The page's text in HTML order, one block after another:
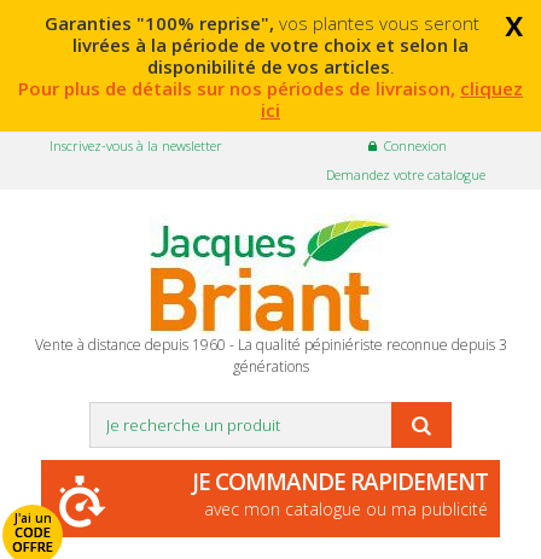
x
Garanties "100% reprise", vos plantes vous seront
livrées à la période de votre choix et selon la
disponibilité de vos articles.
Pour plus de détails sur nos périodes de livraison, cliquez
ici
Connexion
Inscrivez-vous à la newsletter
Demandez votre catalogue
Vente à distance depuis 1960 - La qualité pépiniériste reconnue depuis 3
générations
J'ai un
CODE
OFFRE
JE COMMANDE RAPIDEMENT
avec mon catalogue ou ma publicité